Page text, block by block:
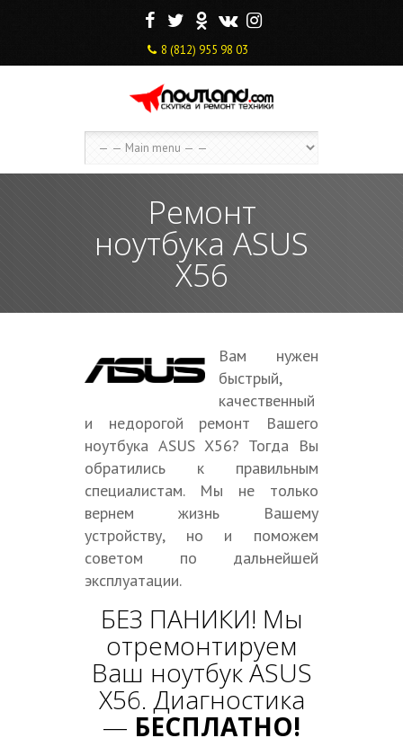
F T O V I
8 (812) 955 98 03
Ремонт
ноутбука ASUS
X56
Вам нужен
быстрый,
качественный
и недорогой ремонт Вашего
ноутбука ASUS X56? Тогда Вы
обратились к правильным
специалистам. Мы не только
вернем жизнь Вашему
устройству, но и поможем
советом по дальнейшей
эксплуатации.
БЕЗ ПАНИКИ! Мы
отремонтируем
Ваш ноутбук ASUS
X56. Диагностика
— БЕСПЛАТНО!